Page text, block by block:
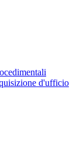
d'ufficio